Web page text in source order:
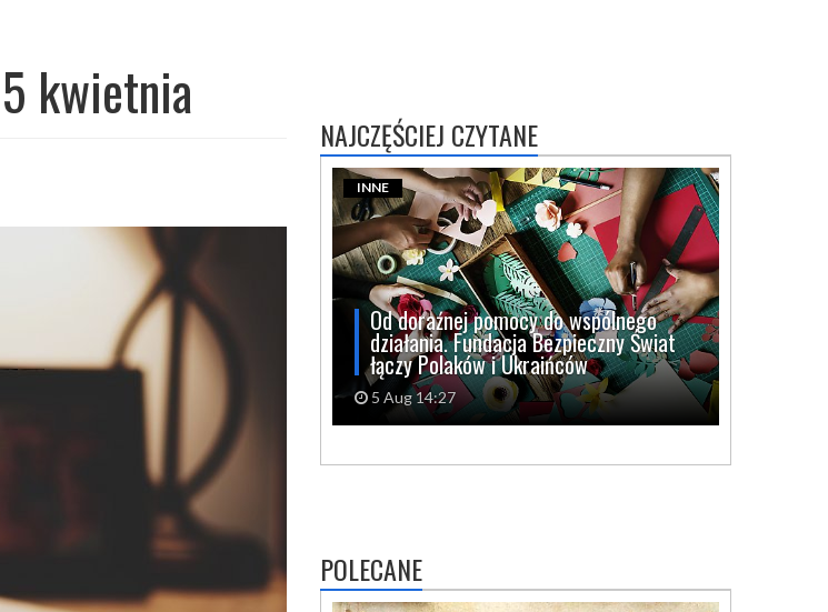
kwietnia
NAJCZĘŚCIEJ CZYTANE
Od doraźnej pomocy do wspólnego
działania. Fundacja Bezpieczny Świat
łączy Polaków i Ukraińców
5 Aug 14:27
INNE
POLECANE